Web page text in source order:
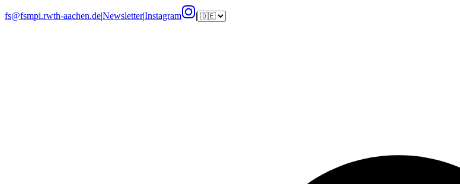
fs@fsmpi.rwth-aachen.de|Newsletter|Instagram |